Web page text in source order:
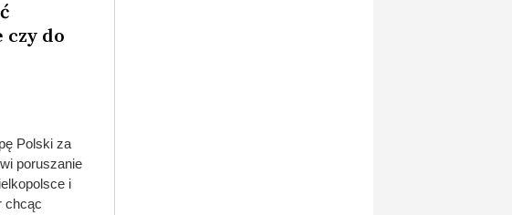
czy do
Polski za
poruszanie
i
chcąc